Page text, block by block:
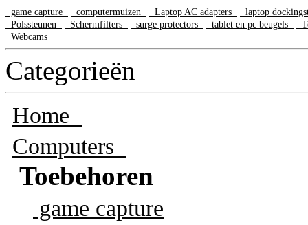
game capture computermuizen Laptop AC adapters
laptop
Polssteunen
Schermfilters surge protectors tablet en pc beugels
Webcams
Categorieën
Home
Computers
Toebehoren
game capture